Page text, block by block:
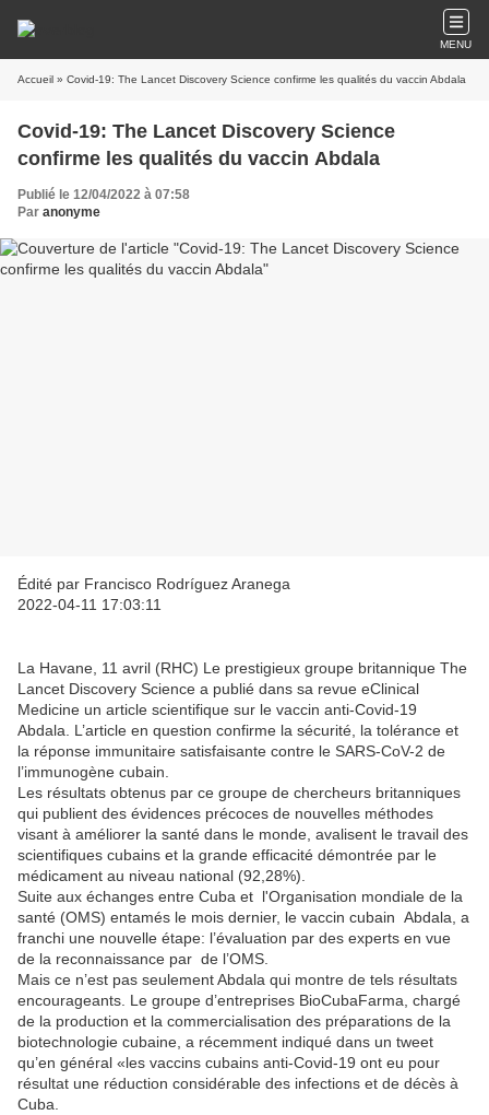
MENU
Accueil » Covid-19: The Lancet Discovery Science confirme les qualités du vaccin Abdala
Covid-19: The Lancet Discovery Science
confirme les qualités du vaccin Abdala
Publié le 12/04/2022 à 07:58
Par anonyme
Édité par Francisco Rodríguez Aranega
2022-04-11 17:03:11
La Havane, 11 avril (RHC) Le prestigieux groupe britannique The
Lancet Discovery Science a publié dans sa revue eClinical
Medicine un article scientifique sur le vaccin anti-Covid-19
Abdala. L’article en question confirme la sécurité, la tolérance et
la réponse immunitaire satisfaisante contre le SARS-CoV-2 de
l’immunogène cubain.
Les résultats obtenus par ce groupe de chercheurs britanniques
qui publient des évidences précoces de nouvelles méthodes
visant à améliorer la santé dans le monde, avalisent le travail des
scientifiques cubains et la grande efficacité démontrée par le
médicament au niveau national (92,28%).
Suite aux échanges entre Cuba et l'Organisation mondiale de la
santé (OMS) entamés le mois dernier, le vaccin cubain Abdala, a
franchi une nouvelle étape: l’évaluation par des experts en vue
de la reconnaissance par de l’OMS.
Mais ce n’est pas seulement Abdala qui montre de tels résultats
encourageants. Le groupe d’entreprises BioCubaFarma, chargé
de la production et la commercialisation des préparations de la
biotechnologie cubaine, a récemment indiqué dans un tweet
qu’en général «les vaccins cubains anti-Covid-19 ont eu pour
résultat une réduction considérable des infections et de décès à
Cuba.